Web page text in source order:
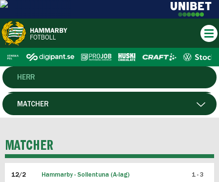
HERR
DAM
P19
F19
MATCHER
MATCHER
12/2 Hammarby - Sollentuna (A-lag) 1 - 3